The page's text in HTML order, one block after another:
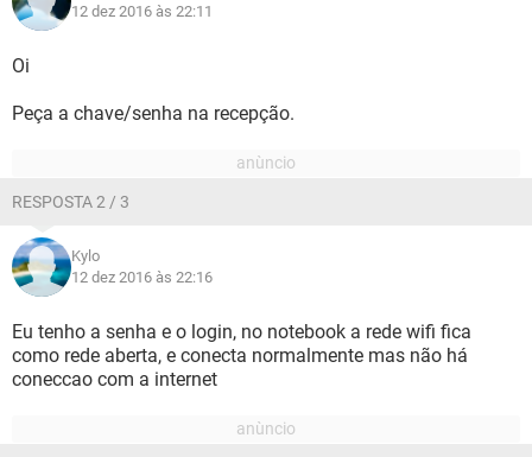
12 dez 2016 às 22:11
Oi
Peça a chave/senha na recepção.
RESPOSTA 2 / 3
Kylo
12 dez 2016 às 22:16
Eu tenho a senha e o login, no notebook a rede wifi fica
como rede aberta, e conecta normalmente mas não há
coneccao com a internet